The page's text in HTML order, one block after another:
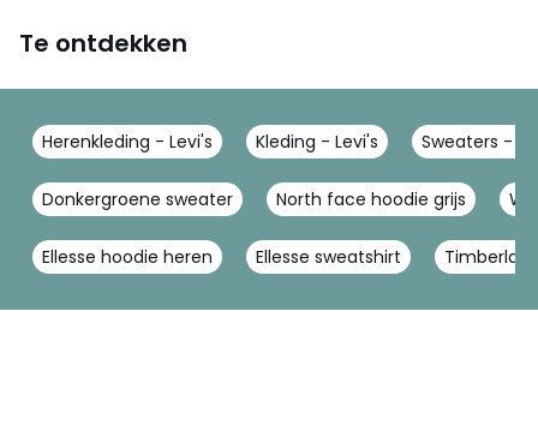
Te ontdekken
Herenkleding - Levi's Kleding - Levi's Sweaters -
Donkergroene sweater North face hoodie grijs
Ellesse hoodie heren Ellesse sweatshirt